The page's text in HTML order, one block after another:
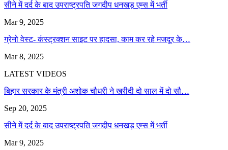
सीने में दर्द के बाद उपराष्ट्रपति जगदीप धनखड़ एम्स में भर्ती
Mar 9, 2025
ग्रेनो वेस्ट- कंस्ट्रक्शन साइट पर हादसा, काम कर रहे मजदूर के…
Mar 8, 2025
LATEST VIDEOS
बिहार सरकार के मंत्री अशोक चौधरी ने खरीदी दो साल में दो सौ…
Sep 20, 2025
सीने में दर्द के बाद उपराष्ट्रपति जगदीप धनखड़ एम्स में भर्ती
Mar 9, 2025